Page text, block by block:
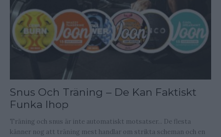
Snus Och Träning – De Kan Faktiskt
Funka Ihop
Träning och snus är inte automatiskt motsatser... De flesta
känner nog att träning mest handlar om strikta scheman och en